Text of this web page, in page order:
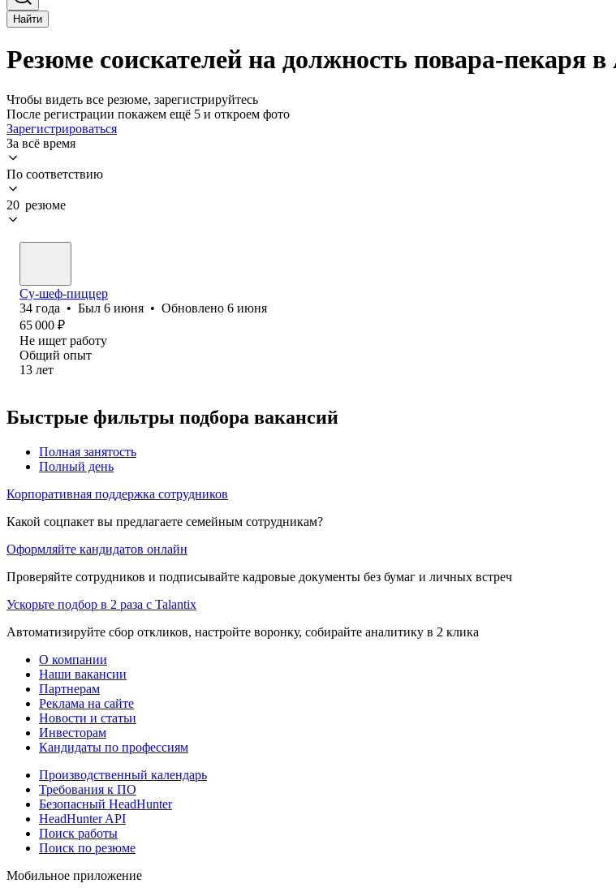
Найти
Резюме соискателей на должность повара-пекаря
Чтобы видеть все резюме, зарегистрируйтесь
После регистрации покажем ещё 5 и откроем фото
Зарегистрироваться
За всё время
По соответствию
20 резюме
Су-шеф-пиццер
34 года • Был 6 июня • Обновлено 6 июня
65 000 ₽
Не ищет работу
Общий опыт
13 лет
Быстрые фильтры подбора вакансий
Полная занятость
Полный день
Корпоративная поддержка сотрудников
Какой соцпакет вы предлагаете семейным сотрудникам?
Оформляйте кандидатов онлайн
Проверяйте сотрудников и подписывайте кадровые документы без бумаг и личных встреч
Ускорьте подбор в 2 раза с Talantix
Автоматизируйте сбор откликов, настройте воронку, собирайте аналитику в 2 клика
О компании
Наши вакансии
Партнерам
Реклама на сайте
Новости и статьи
Инвесторам
Кандидаты по профессиям
Производственный календарь
Требования к ПО
Безопасный HeadHunter
HeadHunter API
Поиск работы
Поиск по резюме
Мобильное приложение